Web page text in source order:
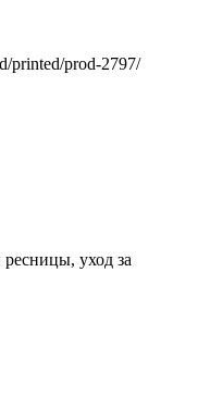
printed/prod-2797/
уход за